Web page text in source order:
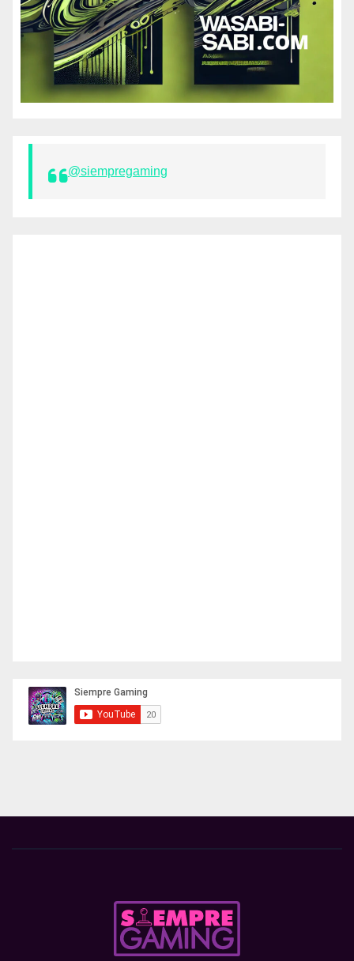
@siempregaming